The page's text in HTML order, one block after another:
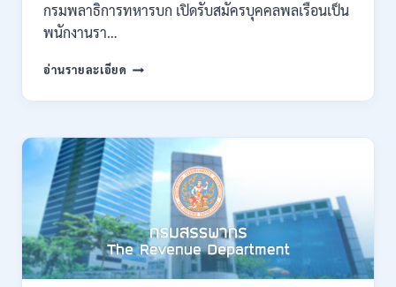
กรมพลาธิการทหารบก เปิดรับสมัครบุคคลพลเรือนเป็น
พนักงานรา…
อ่านรายละเอียด กรม
ทหาร
เปิด
รับ
สมัคร
บุคคล
พลเรือน
เป็น
พนักงาน
ราชการ
66